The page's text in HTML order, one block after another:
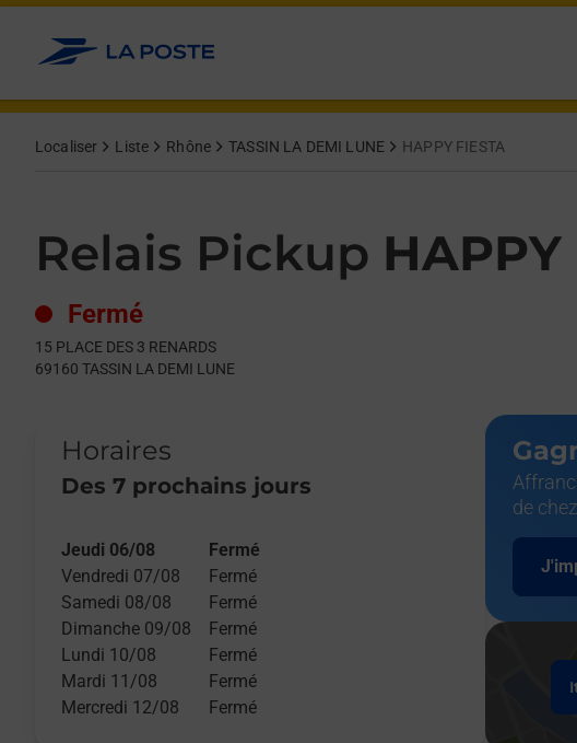
Allez au contenu
Localiser Liste Rhône TASSIN LA DEMI LUNE HAPPY FIESTA
Relais Pickup HAPPY
Fermé
15 PLACE DES 3 RENARDS
69160 TASSIN LA DEMI LUNE
Horaires
Des 7 prochains jours
Day of the WeekHours
Jeudi 06/08
Fermé
Vendredi 07/08
Fermé
Samedi 08/08
Fermé
Dimanche 09/08
Fermé
Lundi 10/08
Fermé
Mardi 11/08
Fermé
Mercredi 12/08
Fermé
de
Get directions to Relais Pickup at 15 PLACE DES 3 RENARDS TASSIN LA
lien s'ouvre dans un nouvel onglet